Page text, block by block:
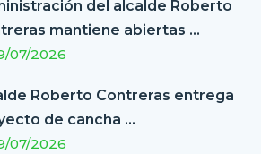
del alcalde Roberto
mantiene abiertas ...
07/2026
Roberto Contreras entrega
de cancha ...
07/2026